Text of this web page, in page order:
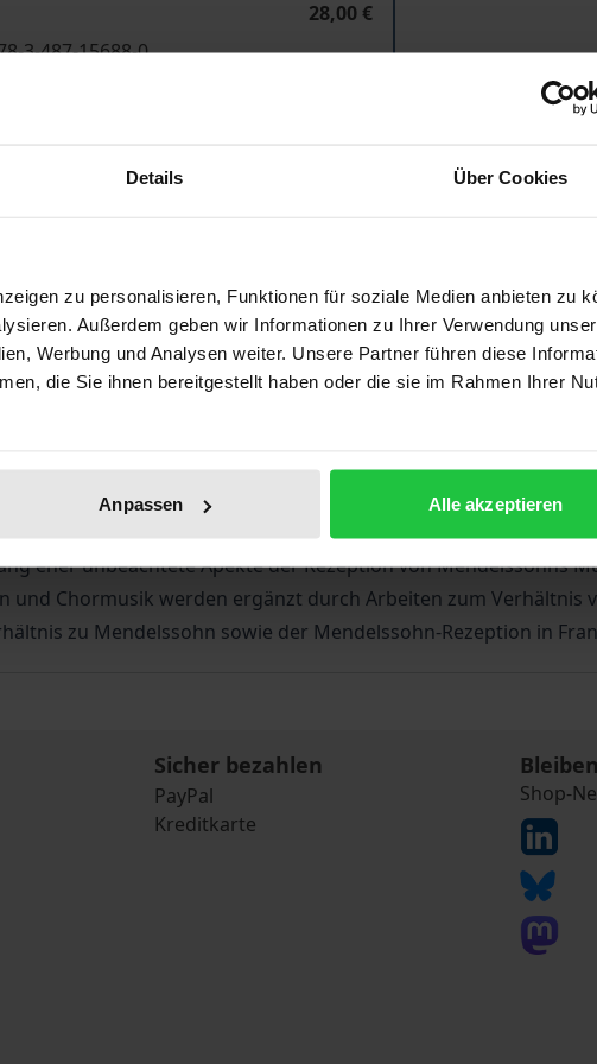
Details Über Cookies
zu personalisieren, Funktionen für soziale Medien anbieten zu
Außerdem geben wir Informationen zu Ihrer Verwendung
Werbung und Analysen weiter. Unsere Partner führen diese
die Sie ihnen bereitgestellt haben oder die sie im Rahmen Ihrer
Anpassen Alle akzeptieren
28,00 €
3-487-15688-0
inkl. MwSt. Abhängig von der Lieferadresse kann die MwSt. an der
Bibliografische Angaben
Symposion „Mendelssohn-Rezeption im 20. Jahrhundert“ und
Rostock. Dabei steht weniger die umfassende
eher unbeachtete Apekte der Rezeption von Mendelssohns
und Chormusik werden ergänzt durch Arbeiten zum Verhältnis
zu Mendelssohn sowie der Mendelssohn-Rezeption in
Sicher bezahlen
PayPal
Kreditkarte
Shop-